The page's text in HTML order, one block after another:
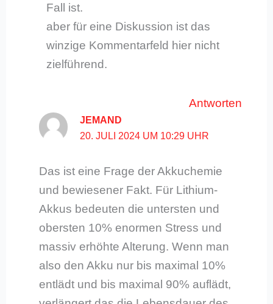
Fall ist.
aber für eine Diskussion ist das
winzige Kommentarfeld hier nicht
zielführend.
Antworten
JEMAND
20. JULI 2024 UM 10:29 UHR
Das ist eine Frage der Akkuchemie
und bewiesener Fakt. Für Lithium-
Akkus bedeuten die untersten und
obersten 10% enormen Stress und
massiv erhöhte Alterung. Wenn man
also den Akku nur bis maximal 10%
entlädt und bis maximal 90% auflädt,